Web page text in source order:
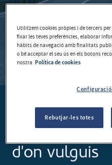
Consulta i
gestions
d'on vulguis
Utilitzem cookies pròpies i de tercers
fixar les teves preferències, elaborar
hàbits de navegació amb finalitats
o bé acceptar el seu ús en els botons
nostra Política de cookies
Rebutjar-les totes